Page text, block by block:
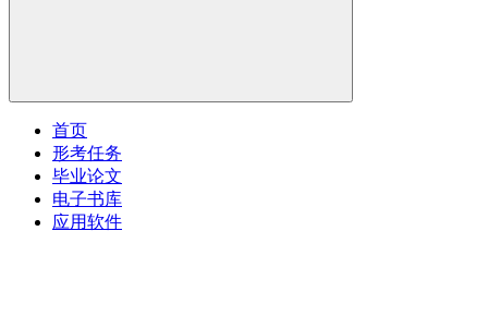
首页
形考任务
毕业论文
电子书库
应用软件